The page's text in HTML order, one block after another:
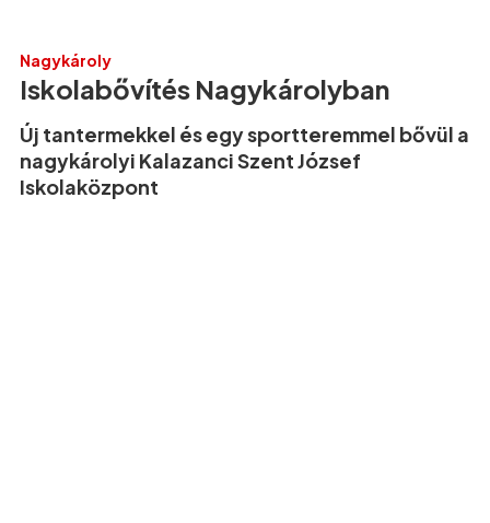
Nagykároly
Iskolabővítés Nagykárolyban
Új tantermekkel és egy sportteremmel bővül a
nagykárolyi Kalazanci Szent József
Iskolaközpont